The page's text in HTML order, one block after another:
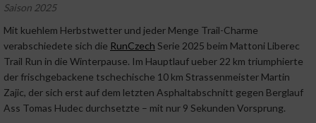
Saison 2025
Mit kuehlem Herbstwetter und jeder Menge Trail-Charme
verabschiedete sich die RunCzech Serie 2025 beim Mattoni Liberec
Trail Run in die Winterpause. Im Hauptlauf ueber 22 km triumphierte
der frischgebackene tschechische 10 km Strassenmeister Martin
Zajic, der sich erst auf dem letzten Asphaltabschnitt gegen Berglauf
Ass Tomas Hudec durchsetzte – mit nur 9 Sekunden Vorsprung.